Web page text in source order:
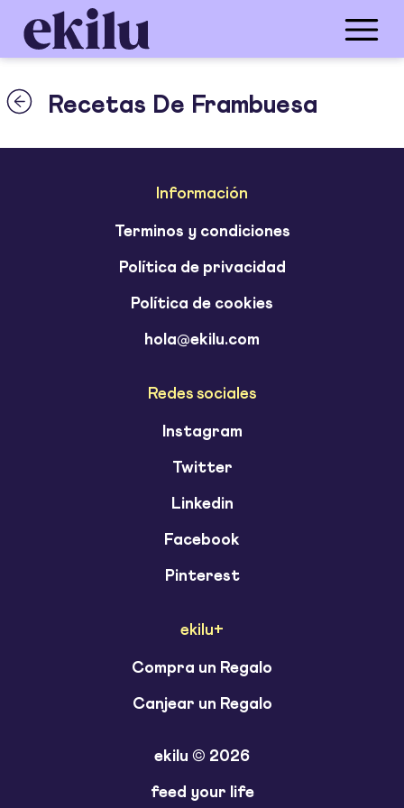
Recetas De Frambuesa
Información
Terminos y condiciones
Política de privacidad
Política de cookies
hola@ekilu.com
Redes sociales
Instagram
Twitter
Linkedin
Facebook
Pinterest
ekilu+
Compra un Regalo
Canjear un Regalo
ekilu © 2026
feed your life